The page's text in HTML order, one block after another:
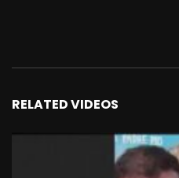
RELATED VIDEOS